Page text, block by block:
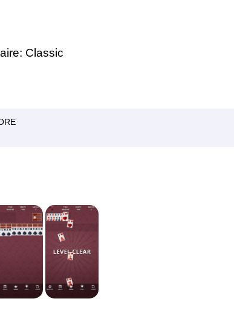
Classic